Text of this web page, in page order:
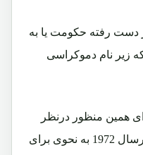
دست رفته حکومت یا به
زیر نام دموکراسی
همین منظور درنظر
بود تا انتخابات دوره سوم شورا درسال 1972 به نحوی برای